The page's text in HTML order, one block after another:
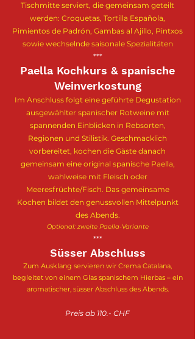
Tischmitte serviert, die gemeinsam geteilt
werden: Croquetas, Tortilla Española,
Pimientos de Padrón, Gambas al Ajillo, Pintxos
sowie wechselnde saisonale Spezialitäten
***​​
Paella Kochkurs & spanische
Weinverkostung
Im Anschluss folgt eine geführte Degustation
ausgewählter spanischer Rotweine mit
spannenden Einblicken in Rebsorten,
Regionen und Stilistik. Geschmacklich
vorbereitet, kochen die Gäste danach
gemeinsam eine original spanische Paella,
wahlweise mit Fleisch oder
Meeresfrüchte/Fisch. Das gemeinsame
Kochen bildet den genussvollen Mittelpunkt
des Abends.
Optional: zweite Paella-Variante
***
Süsser Abschluss
Zum Ausklang servieren wir Crema Catalana,
begleitet von einem Glas spanischem Hierbas – ein
aromatischer, süsser Abschluss des Abends.
Preis ab 110.- CHF